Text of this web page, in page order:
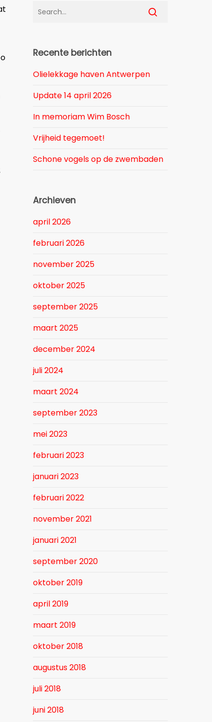
Recente berichten
Olielekkage haven Antwerpen
Update 14 april 2026
In memoriam Wim Bosch
Vrijheid tegemoet!
Schone vogels op de zwembaden
Archieven
april 2026
februari 2026
november 2025
oktober 2025
september 2025
maart 2025
december 2024
juli 2024
maart 2024
september 2023
mei 2023
februari 2023
januari 2023
februari 2022
november 2021
januari 2021
september 2020
oktober 2019
april 2019
maart 2019
oktober 2018
augustus 2018
juli 2018
juni 2018